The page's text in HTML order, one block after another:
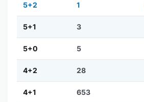
5+2 1
5+1 3
5+0 5
4+2 28
4+1 653